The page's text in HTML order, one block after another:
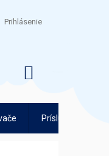
Prihlásenie
Príslušenstvo